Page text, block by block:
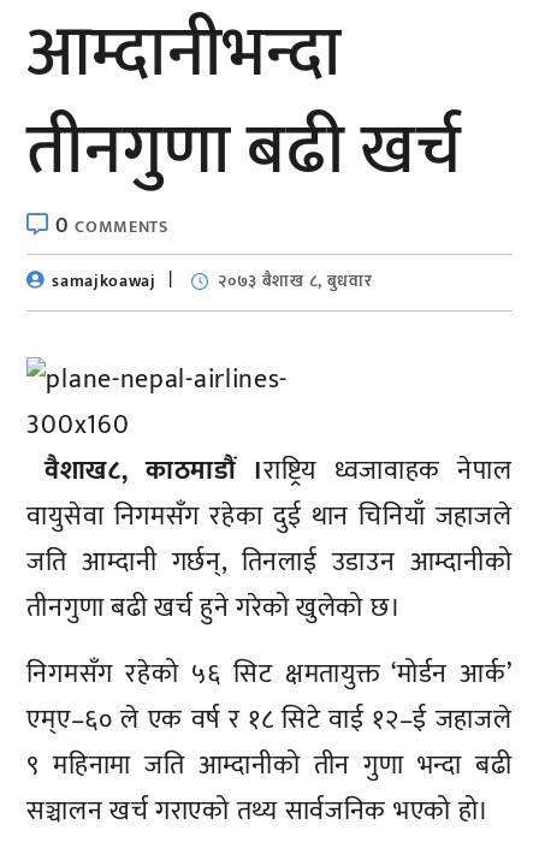
आम्दानीभन्दा
तीनगुणा बढी खर्च
0COMMENTS
samajkoawaj
२०७३ बैशाख ८, बुधवार
वैशाख८, काठमाडौं ।राष्ट्रिय ध्वजावाहक नेपाल
वायुसेवा निगमसँग रहेका दुई थान चिनियाँ जहाजले
जति आम्दानी गर्छन्, तिनलाई उडाउन आम्दानीको
तीनगुणा बढी खर्च हुने गरेको खुलेको छ।
निगमसँग रहेको ५६ सिट क्षमतायुक्त ‘मोर्डन आर्क’
एम्ए–६० ले एक वर्ष र १८ सिटे वाई १२–ई जहाजले
९ महिनामा जति आम्दानीको तीन गुणा भन्दा बढी
सञ्चालन खर्च गराएको तथ्य सार्वजनिक भएको हो।